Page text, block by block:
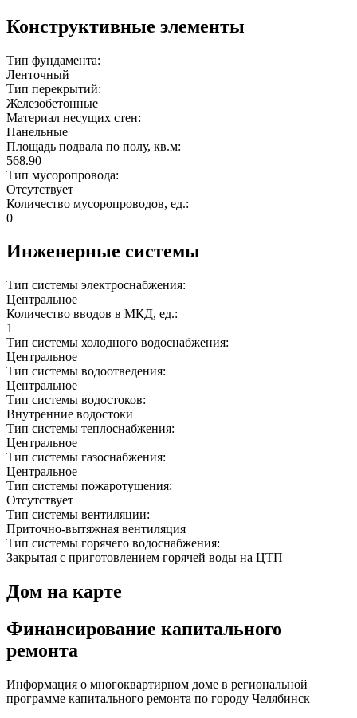
Конструктивные элементы
Тип фундамента:
Ленточный
Тип перекрытий:
Железобетонные
Материал несущих стен:
Панельные
Площадь подвала по полу, кв.м:
568.90
Тип мусоропровода:
Отсутствует
Количество мусоропроводов, ед.:
0
Инженерные системы
Тип системы электроснабжения:
Центральное
Количество вводов в МКД, ед.:
1
Тип системы холодного водоснабжения:
Центральное
Тип системы водоотведения:
Центральное
Тип системы водостоков:
Внутренние водостоки
Тип системы теплоснабжения:
Центральное
Тип системы газоснабжения:
Центральное
Тип системы пожаротушения:
Отсутствует
Тип системы вентиляции:
Приточно-вытяжная вентиляция
Тип системы горячего водоснабжения:
Закрытая с приготовлением горячей воды на ЦТП
Дом на карте
Финансирование капитального
ремонта
Информация о многоквартирном доме в региональной
программе капитального ремонта по городу Челябинск